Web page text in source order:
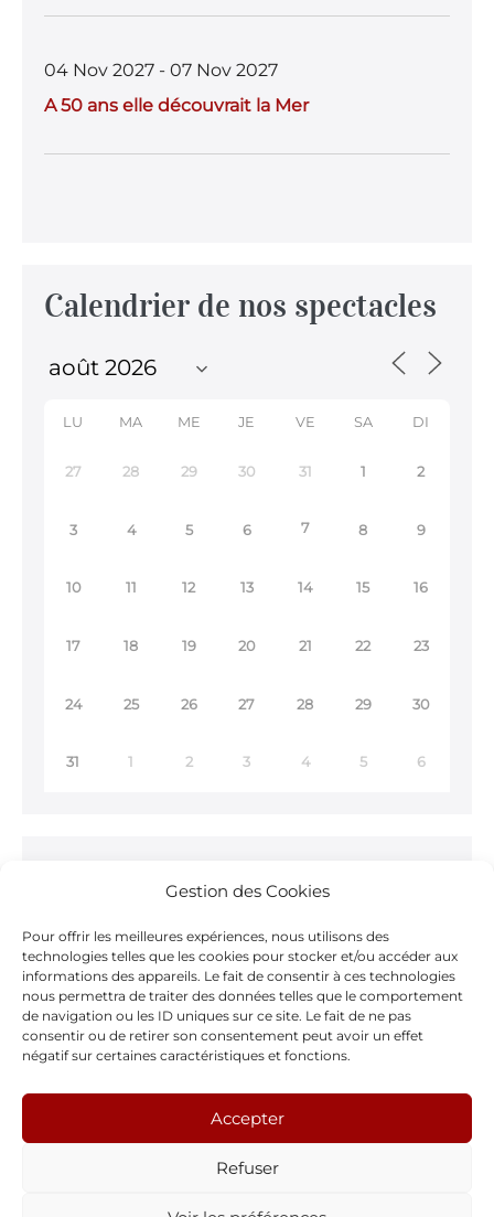
Gestion des Cookies
Pour offrir les meilleures expériences, nous utilisons des
technologies telles que les cookies pour stocker et/ou accéder aux
informations des appareils. Le fait de consentir à ces technologies
nous permettra de traiter des données telles que le comportement
de navigation ou les ID uniques sur ce site. Le fait de ne pas
consentir ou de retirer son consentement peut avoir un effet
négatif sur certaines caractéristiques et fonctions.
Accepter
Refuser
04 Nov 2027 - 07 Nov 2027
A 50 ans elle découvrait la Mer
Calendrier de nos spectacles
LU MA ME JE VE SA DI
27 28 29 30 31 1 2
3 4 5 6 7 8 9
10 11 12 13 14 15 16
17 18 19 20 21 22 23
24 25 26 27 28 29 30
31 1 2 3 4 5 6
Ne ratez rien !
Inscrivez-vous à notreNewsletter >
Notre page Facebook
a